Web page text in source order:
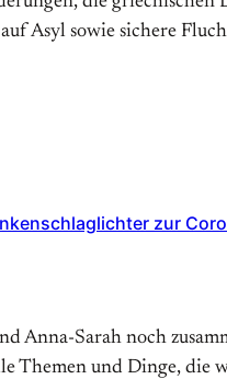
Asyl sowie sichere
zur
Anna-Sarah noch
Themen und Dinge, die